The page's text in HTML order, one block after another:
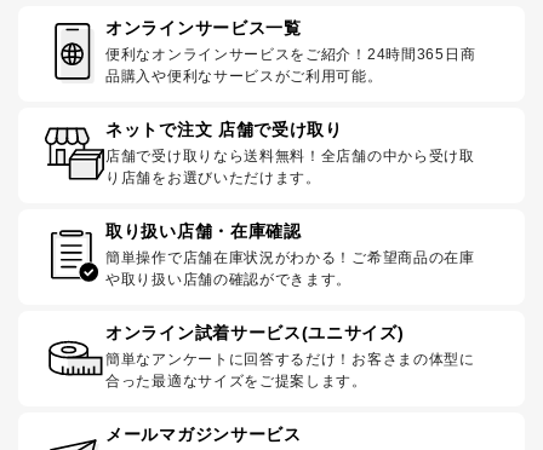
オンラインサービス一覧
便利なオンラインサービスをご紹介！24時間365日商
品購入や便利なサービスがご利用可能。
ネットで注文 店舗で受け取り
店舗で受け取りなら送料無料！全店舗の中から受け取
り店舗をお選びいただけます。
取り扱い店舗・在庫確認
簡単操作で店舗在庫状況がわかる！ご希望商品の在庫
や取り扱い店舗の確認ができます。
オンライン試着サービス(ユニサイズ)
簡単なアンケートに回答するだけ！お客さまの体型に
合った最適なサイズをご提案します。
メールマガジンサービス